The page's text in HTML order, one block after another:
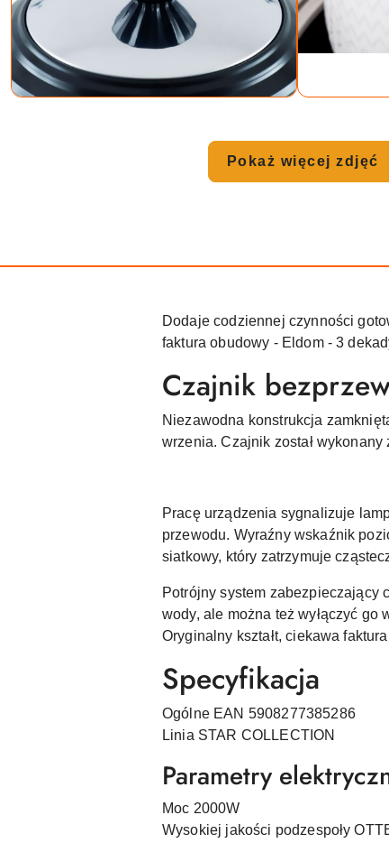
Pokaż więcej zdjęć
Dodaje codziennej czynności
faktura obudowy - Eldom - 3
Czajnik
Niezawodna konstrukcja
wrzenia. Czajnik został
Pracę urządzenia sygnalizuje
przewodu. Wyraźny wskaźnik
siatkowy, który zatrzymuje
Potrójny system zabezpieczający
wody, ale można też wyłączyć
Oryginalny kształt, ciekawa
Specyfikacja
Ogólne EAN 5908277385286
Linia STAR COLLECTION
Parametry
Moc 2000W
Wysokiej jakości podzespoły